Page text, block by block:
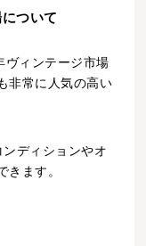
ついて
ィンテージ市場
非常に人気の高い
ディションやオ
きます。